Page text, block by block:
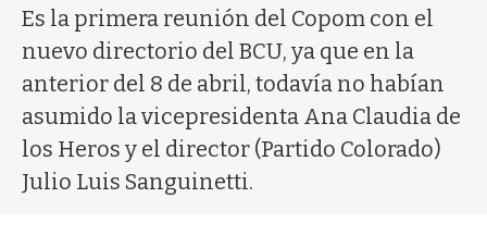
Es la primera reunión del Copom con el
nuevo directorio del BCU, ya que en la
anterior del 8 de abril, todavía no habían
asumido la vicepresidenta Ana Claudia de
los Heros y el director (Partido Colorado)
Julio Luis Sanguinetti.